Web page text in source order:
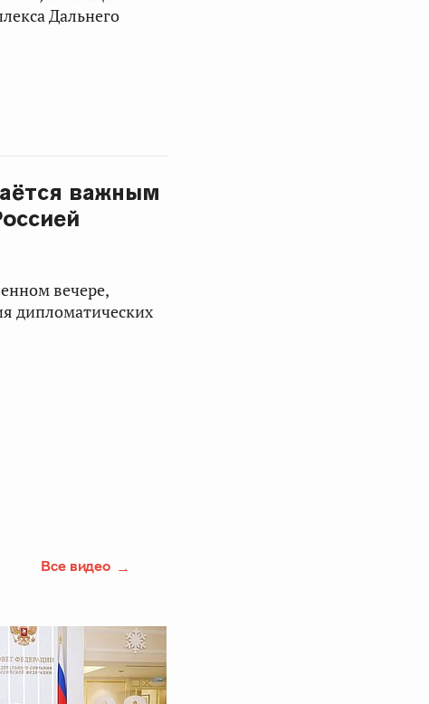
Дальнего
важным
вечере,
дипломатических
Все видео